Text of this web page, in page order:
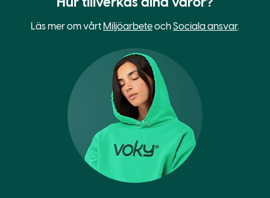
Läs mer om vårt MiljöarbeteochSociala ansvar.